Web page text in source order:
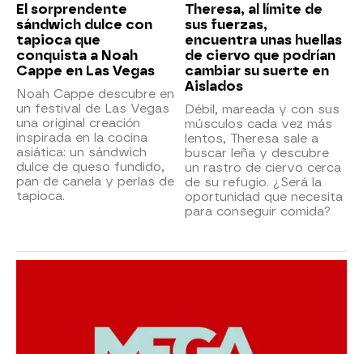
El sorprendente
sándwich dulce con
tapioca que
conquista a Noah
Cappe en Las Vegas
Noah Cappe descubre en
un festival de Las Vegas
una original creación
inspirada en la cocina
asiática: un sándwich
dulce de queso fundido,
pan de canela y perlas de
tapioca.
Theresa, al límite de
sus fuerzas,
encuentra unas huellas
de ciervo que podrían
cambiar su suerte en
Aislados
Débil, mareada y con sus
músculos cada vez más
lentos, Theresa sale a
buscar leña y descubre
un rastro de ciervo cerca
de su refugio. ¿Será la
oportunidad que necesita
para conseguir comida?